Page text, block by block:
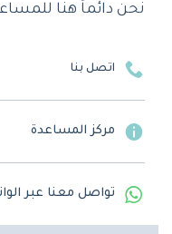
نحن دائماً هنا
اتصل بنا
مركز المساعدة
تواصل معنا عبر